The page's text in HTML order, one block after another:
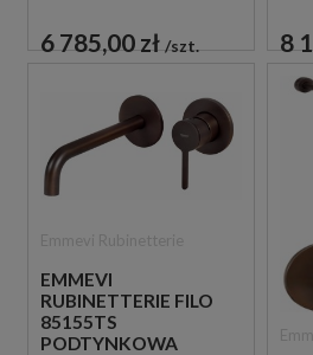
6 785,00 zł szt. 8
EMMEVI
RUBINETTERIE FILO
85155TS
PODTYNKOWA